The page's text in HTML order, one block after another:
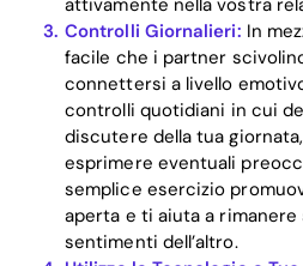
Blog
Controlli Giornalieri: In
facile che i partner
connettersi a livello
controlli quotidiani in cui
discutere della tua
esprimere eventuali
semplice esercizio
aperta e ti aiuta a
sentimenti dell’altro.